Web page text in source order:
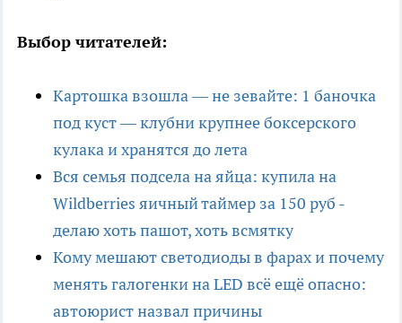
Выбор читателей:
Картошка взошла — не зевайте: 1 баночка
под куст — клубни крупнее боксерского
кулака и хранятся до лета
Вся семья подсела на яйца: купила на
Wildberries яичный таймер за 150 руб -
делаю хоть пашот, хоть всмятку
Кому мешают светодиоды в фарах и почему
менять галогенки на LED всё ещё опасно:
автоюрист назвал причины